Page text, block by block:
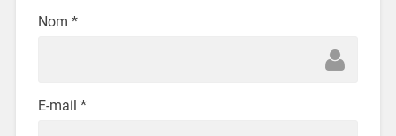
Nom *
E-mail *